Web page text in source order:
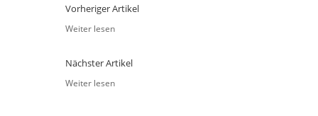
Vorheriger Artikel
Weiter lesen
Nächster Artikel
Weiter lesen